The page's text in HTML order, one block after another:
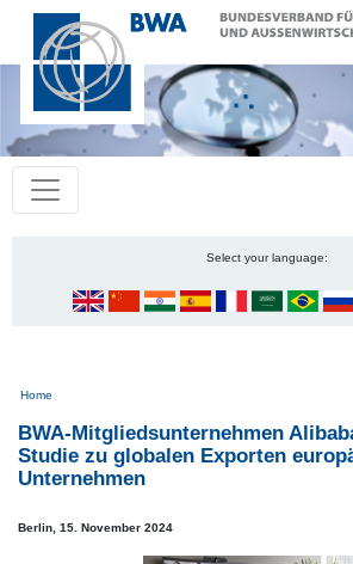
Select your language:
Pfadnavigation
Home
BWA-Mitgliedsunternehmen
Studie zu globalen Exporten
Unternehmen
Berlin, 15. November 2024